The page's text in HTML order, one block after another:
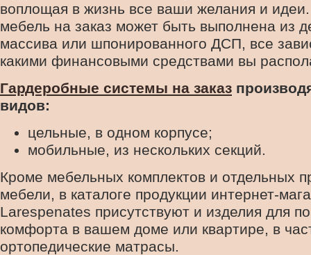
воплощая в жизнь все ваши желания и
мебель на заказ может быть выполнена из
массива или шпонированного ДСП, все
какими финансовыми средствами вы
Гардеробные системы на заказ
видов:
цельные, в одном корпусе;
мобильные, из нескольких секций.
Кроме мебельных комплектов и отдельных
мебели, в каталоге продукции интернет-
Larespenates присутствуют и изделия для
комфорта в вашем доме или квартире, в
ортопедические матрасы.